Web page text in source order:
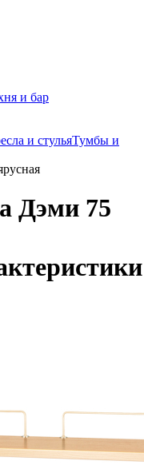
и бар
и стульяТумбы и
Дэми 75